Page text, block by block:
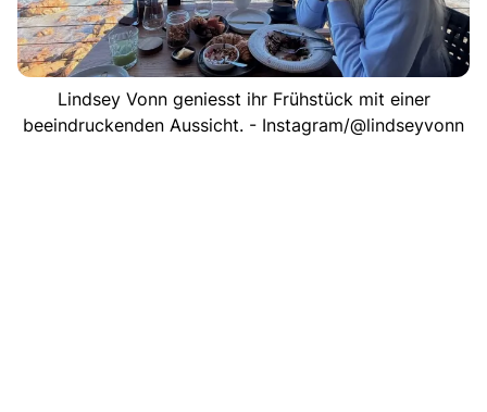
Lindsey Vonn geniesst ihr Frühstück mit einer
beeindruckenden Aussicht. - Instagram/@lindseyvonn